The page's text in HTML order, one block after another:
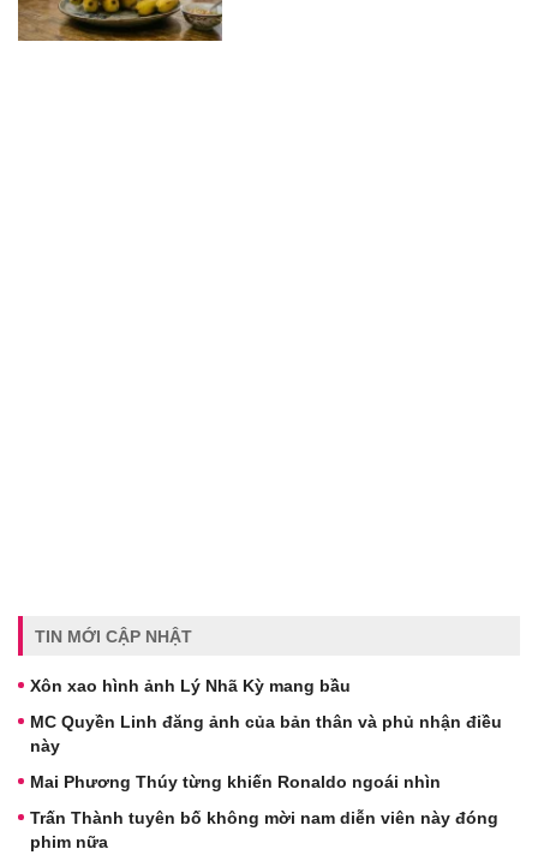
TIN MỚI CẬP NHẬT
Xôn xao hình ảnh Lý Nhã Kỳ mang bầu
MC Quyền Linh đăng ảnh của bản thân và phủ nhận điều
này
Mai Phương Thúy từng khiến Ronaldo ngoái nhìn
Trấn Thành tuyên bố không mời nam diễn viên này đóng
phim nữa